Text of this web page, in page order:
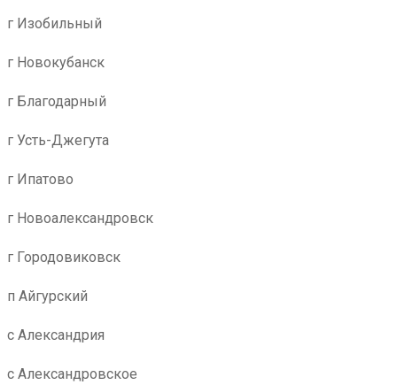
г Изобильный
г Новокубанск
г Благодарный
г Усть-Джегута
г Ипатово
г Новоалександровск
г Городовиковск
п Айгурский
с Александрия
с Александровское